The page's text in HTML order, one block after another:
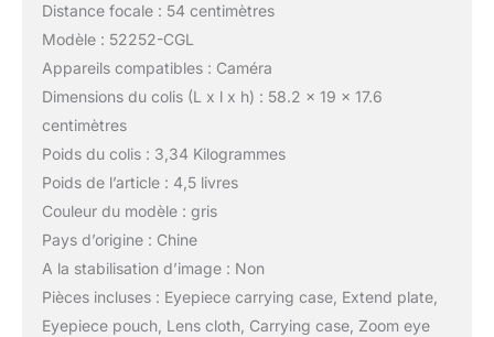
Distance focale : 54 centimètres
Modèle : 52252-CGL
Appareils compatibles : Caméra
Dimensions du colis (L x l x h) : 58.2 x 19 x 17.6
centimètres
Poids du colis : 3,34 Kilogrammes
Poids de l’article : 4,5 livres
Couleur du modèle : gris
Pays d’origine : Chine
A la stabilisation d’image : Non
Pièces incluses : Eyepiece carrying case, Extend plate,
Eyepiece pouch, Lens cloth, Carrying case, Zoom eye